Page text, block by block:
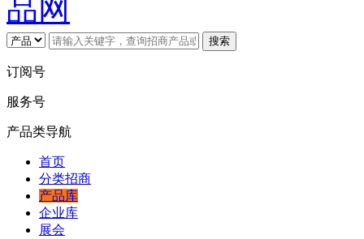
搜索
订阅号
服务号
产品类导航
首页
分类招商
产品库
企业库
展会